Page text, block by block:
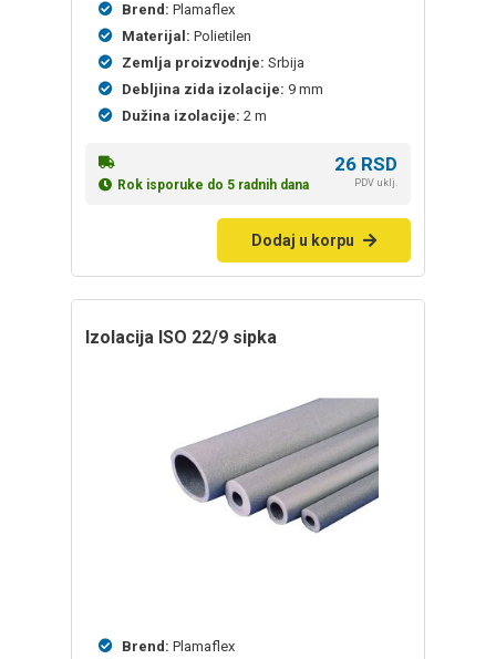
Brend: Plamaflex
Materijal: Polietilen
Zemlja proizvodnje: Srbija
Debljina zida izolacije: 9 mm
Dužina izolacije: 2 m
Rok isporuke do 5 radnih dana
26 RSD
PDV uklj.
Dodaj u korpu
izolacija ISO 22/9 sipka
Brend: Plamaflex